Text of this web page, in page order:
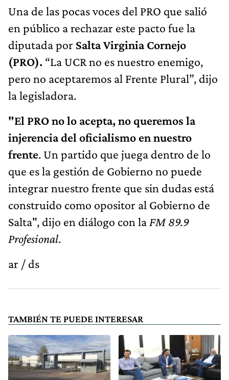
Una de las pocas voces del PRO que salió
en público a rechazar este pacto fue la
diputada por Salta Virginia Cornejo
(PRO). “La UCR no es nuestro enemigo,
pero no aceptaremos al Frente Plural”, dijo
la legisladora.
"El PRO no lo acepta, no queremos la
injerencia del oficialismo en nuestro
frente. Un partido que juega dentro de lo
que es la gestión de Gobierno no puede
integrar nuestro frente que sin dudas está
construido como opositor al Gobierno de
Salta", dijo en diálogo con la FM 89.9
Profesional.
ar / ds
TAMBIÉN TE PUEDE INTERESAR